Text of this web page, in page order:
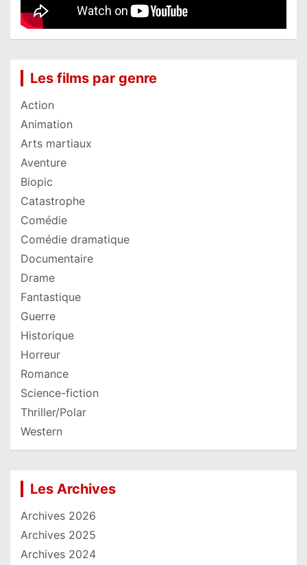
Les films par genre
Action
Animation
Arts martiaux
Aventure
Biopic
Catastrophe
Comédie
Comédie dramatique
Documentaire
Drame
Fantastique
Guerre
Historique
Horreur
Romance
Science-fiction
Thriller/Polar
Western
Les Archives
Archives 2026
Archives 2025
Archives 2024